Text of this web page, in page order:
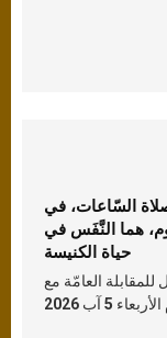
السّاعات، في
هما النَّفَس في
حياة الكنيسة
للمقابلة العامّة مع
5 آب 2026